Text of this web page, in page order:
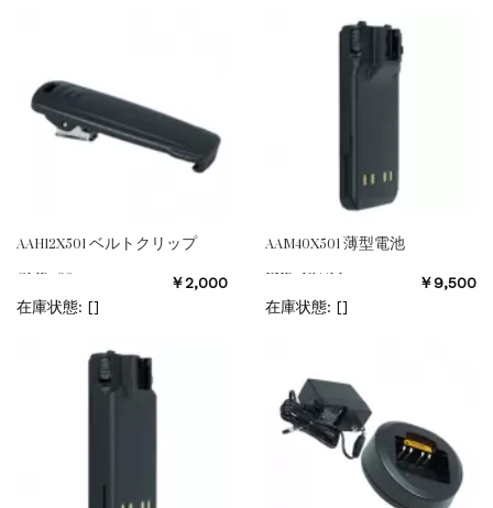
AAH12X501 ベルトクリップ
CLIP−20
￥2,000
在庫状態: []
AAM40X501 薄型電池
FNB−V144LI
￥9,500
在庫状態: []